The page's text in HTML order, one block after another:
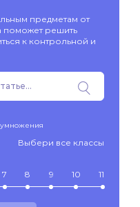
предметам от
поможет решить
к контрольной и
Выбери все классы
7 8 9 10 11